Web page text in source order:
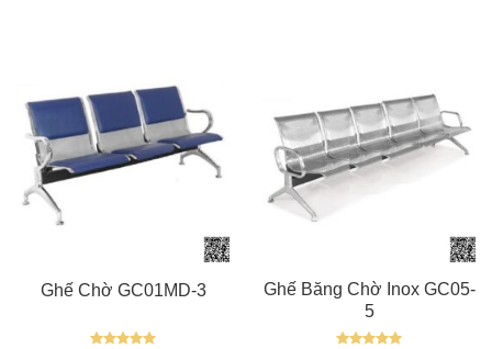
Ghế Chờ GC01MD-3
Ghế Băng Chờ Inox GC05-
5